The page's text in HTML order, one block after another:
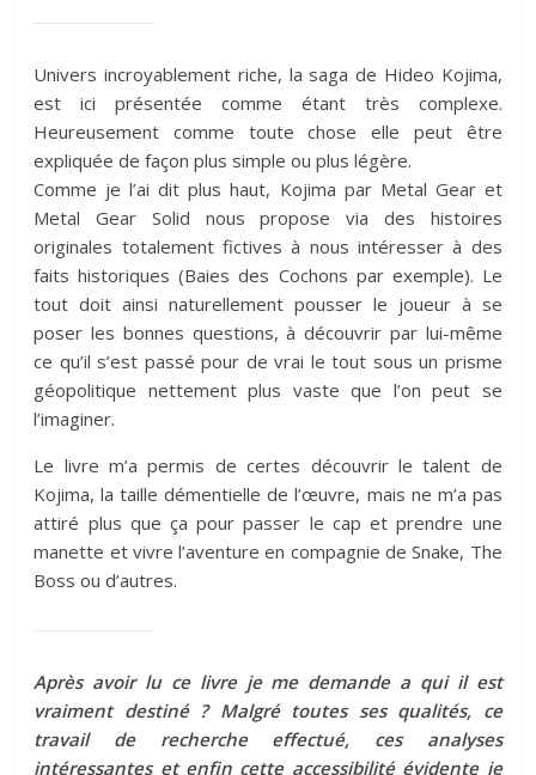
Univers incroyablement riche, la saga de Hideo Kojima,
est ici présentée comme étant très complexe.
Heureusement comme toute chose elle peut être
expliquée de façon plus simple ou plus légère.
Comme je l’ai dit plus haut, Kojima par Metal Gear et
Metal Gear Solid nous propose via des histoires
originales totalement fictives à nous intéresser à des
faits historiques (Baies des Cochons par exemple). Le
tout doit ainsi naturellement pousser le joueur à se
poser les bonnes questions, à découvrir par lui-même
ce qu’il s’est passé pour de vrai le tout sous un prisme
géopolitique nettement plus vaste que l’on peut se
l’imaginer.
Le livre m’a permis de certes découvrir le talent de
Kojima, la taille démentielle de l’œuvre, mais ne m’a pas
attiré plus que ça pour passer le cap et prendre une
manette et vivre l’aventure en compagnie de Snake, The
Boss ou d’autres.
Après avoir lu ce livre je me demande a qui il est
vraiment destiné ? Malgré toutes ses qualités, ce
travail de recherche effectué, ces analyses
intéressantes et enfin cette accessibilité évidente je